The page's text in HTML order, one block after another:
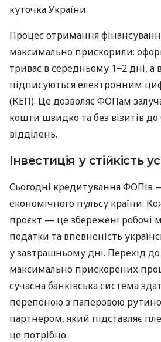
куточка України.
Процес отримання
максимально прискорили:
триває в середньому 1−2 дні, а
підписуються електронним
(КЕП). Це дозволяє ФОПам
кошти швидко та без візитів до
відділень.
Інвестиція у стійкість
Сьогодні кредитування ФОПів
економічного пульсу країни.
проєкт — це збережені робочі
податки та впевненість
у завтрашньому дні. Перехід
максимально прискорених
сучасна банківська система
перепоною з паперовою
партнером, який підставляє
це потрібно.